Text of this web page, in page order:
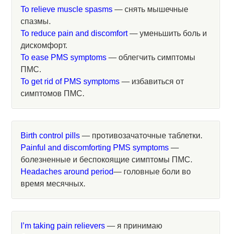
To relieve muscle spasms— снять мышечные
спазмы.
To reduce pain and discomfort— уменьшить боль и
дискомфорт.
To ease PMS symptoms— облегчить симптомы
ПМС.
To get rid of PMS symptoms— избавиться от
симптомов ПМС.
Birth control pills— противозачаточные таблетки.
Painful and discomforting PMS symptoms—
болезненные и беспокоящие симптомы ПМС.
Headaches around period— головные боли во
время месячных.
I’m taking pain relievers— я принимаю